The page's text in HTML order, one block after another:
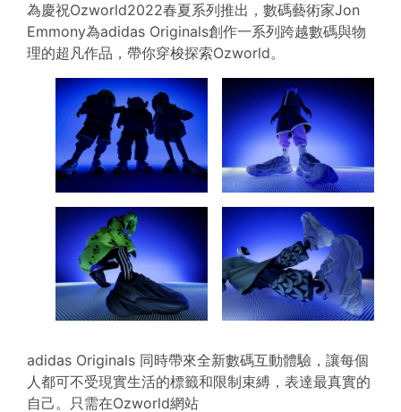
為慶祝Ozworld2022春夏系列推出，數碼藝術家Jon
Emmony為adidas Originals創作一系列跨越數碼與物
理的超凡作品，帶你穿梭探索Ozworld。
adidas Originals 同時帶來全新數碼互動體驗，讓每個
人都可不受現實生活的標籤和限制束縛，表達最真實的
自己。只需在Ozworld網站